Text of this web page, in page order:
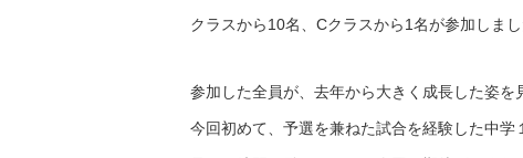
クラスから10名、Cクラスから1名が参加しまし
参加した全員が、去年から大きく成長した姿を
今回初めて、予選を兼ねた試合を経験した中